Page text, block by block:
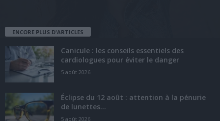
ENCORE PLUS D'ARTICLES
Canicule : les conseils essentiels des
cardiologues pour éviter le danger
5 août 2026
Éclipse du 12 août : attention à la pénurie
de lunettes...
5 août 2026